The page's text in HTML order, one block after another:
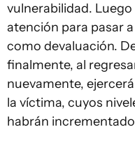
vulnerabilidad.
atención para pasar
como devaluación.
finalmente, al
nuevamente,
la víctima, cuyos
habrán